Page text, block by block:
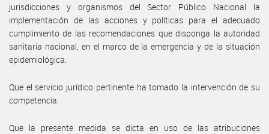
jurisdicciones y organismos del Sector Público Nacional la
implementación de las acciones y políticas para el adecuado
cumplimiento de las recomendaciones que disponga la autoridad
sanitaria nacional, en el marco de la emergencia y de la situación
epidemiológica.
Que el servicio jurídico pertinente ha tomado la intervención de su
competencia.
Que la presente medida se dicta en uso de las atribuciones